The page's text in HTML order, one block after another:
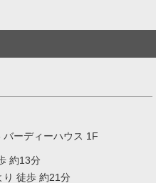
ーディーハウス 1F
約13分
り 徒歩 約21分